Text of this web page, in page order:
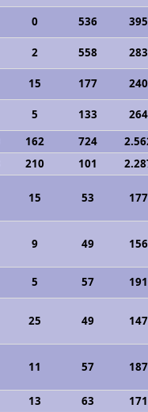
0 536
2 558
15 177
5 133
162 724
210 101
15 53
9 49
5 57
25 49
11 57
13 63